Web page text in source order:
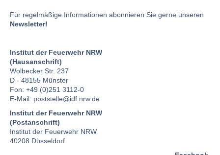
Für regelmäßige Informationen abonnieren Sie gerne unseren
Newsletter!
Institut der Feuerwehr NRW
(Hausanschrift)
Wolbecker Str. 237
D - 48155 Münster
Fon: +49 (0)251 3112-0
E-Mail: poststelle@idf.nrw.de
Institut der Feuerwehr NRW
(Postanschrift)
Institut der Feuerwehr NRW
40208 Düsseldorf